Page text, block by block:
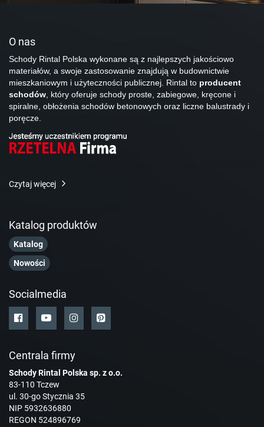
O nas
Schody Rintal Polska wykonane są z najlepszych jakościowo
materiałów, a swoje zastosowanie znajdują w budownictwie
mieszkaniowym i użyteczności publicznej. Rintal to producent
schodów, który oferuje schody proste, zabiegowe, kręcone i
spiralne, obłożenia schodów betonowych oraz liczne balustrady i
poręcze.
Czytaj więcej
Katalog produktów
Katalog
Nowości
Socialmedia
Centrala firmy
Schody Rintal Polska sp. z o.o.
83-110 Tczew
ul. 30-go Stycznia 35
NIP 5932636880
REGON 524896769